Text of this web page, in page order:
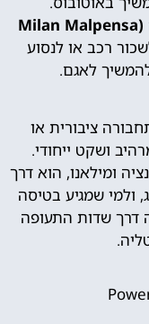
שדה התעופה מילאנו מלפנסה (Milan Malpensa
רכב או לנסוע
לאגם.
ציבורית או
ושקט ייחודי.
ומילאנו, הוא דרך
ולמי שמגיע בטיסה
דרך שדות התעופה